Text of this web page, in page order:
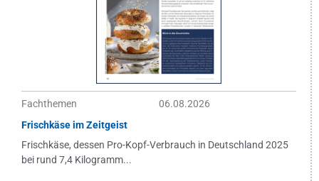
Fachthemen
06.08.2026
Frischkäse im Zeitgeist
Frischkäse, dessen Pro-Kopf-Verbrauch in Deutschland 2025
bei rund 7,4 Kilogramm...